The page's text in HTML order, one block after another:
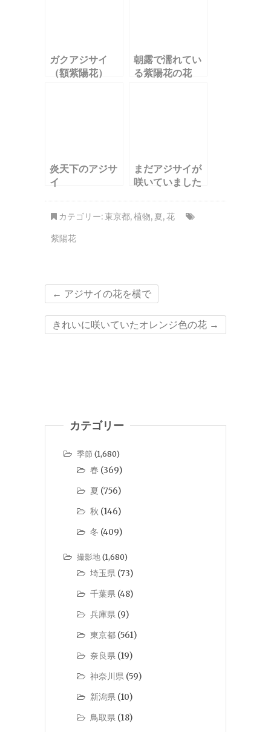
ガクアジサイ
（額紫陽花）
朝露で濡れてい
る紫陽花の花
炎天下のアジサ
イ
まだアジサイが
咲いていました
カテゴリー:東京都,植物, 夏,花
紫陽花
← アジサイの花を横で
きれいに咲いていたオレンジ色の花 →
カテゴリー
季節 (1,680)
春 (369)
夏 (756)
秋 (146)
冬 (409)
撮影地(1,680)
埼玉県 (73)
千葉県 (48)
兵庫県 (9)
東京都 (561)
奈良県 (19)
神奈川県 (59)
新潟県 (10)
鳥取県 (18)